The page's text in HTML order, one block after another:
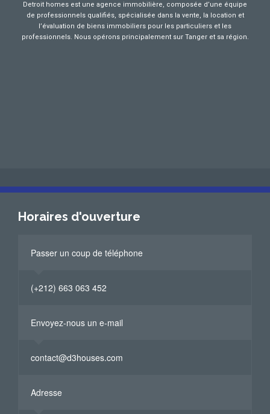
Detroit homes est une agence immobilière, composée d’une équipe
de professionnels qualifiés, spécialisée dans la vente, la location et
l’évaluation de biens immobiliers pour les particuliers et les
professionnels. Nous opérons principalement sur Tanger et sa région.
Horaires d'ouverture
Passer un coup de téléphone
(+212) 663 063 452
Envoyez-nous un e-mail
contact@d3houses.com
Adresse